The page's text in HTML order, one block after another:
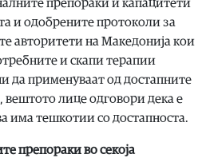
препораки и капацитети
и одобрените протоколи за
авторитети на Македонија кои
и скапи терапии
да применуваат од достапните
лице одговори дека е
има тешкотии со достапноста.
препораки во секоја